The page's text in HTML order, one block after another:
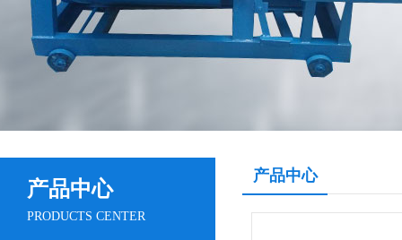
产品中心
PRODUCTS CENTER
产品中心